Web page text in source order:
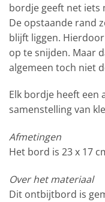
bordje geeft net iets
De opstaande rand
blijft liggen.
op te snijden. Maar
algemeen toch niet
Elk bordje heeft een
samenstelling van
Afmetingen
Het bord is 23 x 17
Over het materiaal
Dit ontbijtbord is